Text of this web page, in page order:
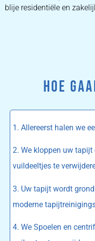
blije residentiële en
HOE
1. Allereerst halen we
2. We kloppen uw
vuildeeltjes te
3. Uw tapijt wordt
moderne
4. We Spoelen en